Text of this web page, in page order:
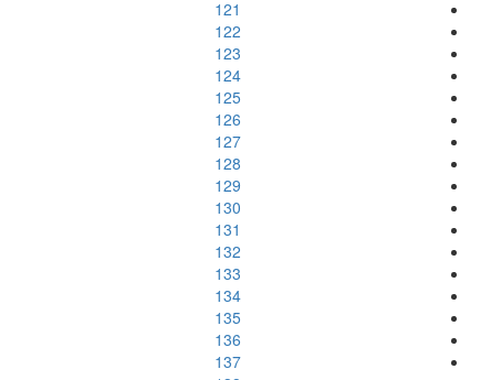
121
122
123
124
125
126
127
128
129
130
131
132
133
134
135
136
137